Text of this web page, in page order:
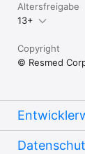
Altersfreigabe
13+
Copyright
© Resmed